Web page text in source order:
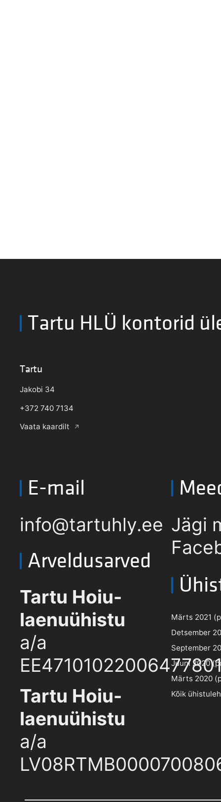
Tartu HLÜ kontorid
Tartu
Jakobi 34
+372 740 7134
Vaata kaardilt
E-mail
info@tartuhly.ee
Arveldusarved
Tartu Hoiu-
laenuühistu
a/a
Tartu Hoiu-
laenuühistu
a/a
Jägi
Märts 2021
Detsember
September
Juuni 2020
Märts 2020
Kõik